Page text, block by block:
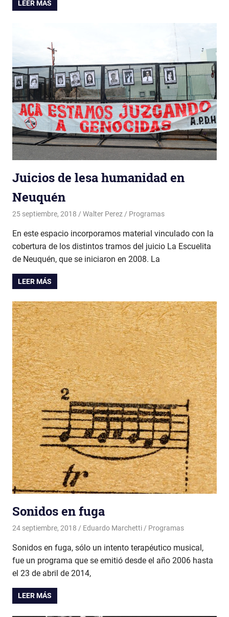
LEER MÁS
Juicios de lesa humanidad en
Neuquén
25 septiembre, 2018 Walter Perez Programas
En este espacio incorporamos material vinculado con la
cobertura de los distintos tramos del juicio La Escuelita
de Neuquén, que se iniciaron en 2008. La
LEER MÁS
Sonidos en fuga
24 septiembre, 2018 Eduardo Marchetti Programas
Sonidos en fuga, sólo un intento terapéutico musical,
fue un programa que se emitió desde el año 2006 hasta
el 23 de abril de 2014,
LEER MÁS